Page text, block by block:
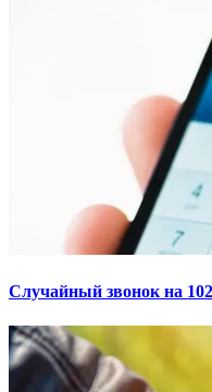
Случайный звонок на